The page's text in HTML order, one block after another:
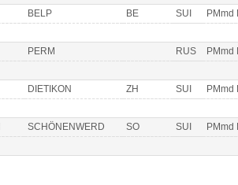
BELP BE SUI PMmd
PERM RUS PMmd
DIETIKON ZH SUI PMmd
SCHÖNENWERD SO SUI PMmd